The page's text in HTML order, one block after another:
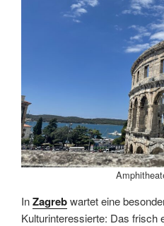
InZagrebwartet eine
Kulturinteressierte: Das frisch